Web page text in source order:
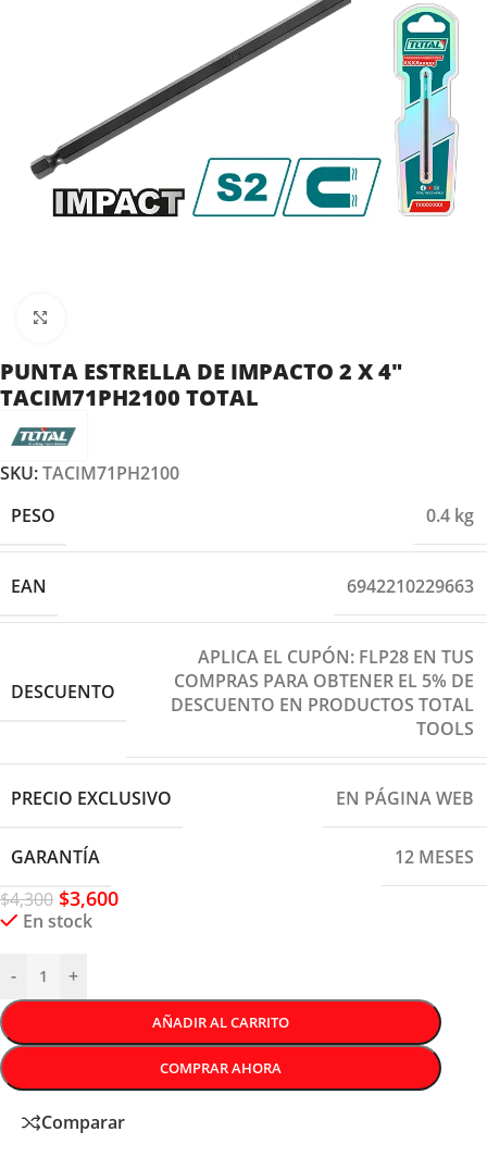
PUNTA ESTRELLA DE IMPACTO 2 X 4″
TACIM71PH2100 TOTAL
SKU:TACIM71PH2100
PESO
0.4 kg
EAN 6942210229663
DESCUENTO
APLICA EL CUPÓN: FLP28 EN TUS
COMPRAS PARA OBTENER EL 5% DE
DESCUENTO EN PRODUCTOS TOTAL
TOOLS
PRECIO EXCLUSIVO EN PÁGINA WEB
GARANTÍA
12 MESES
$4,300 $3,600
En stock
- +
AÑADIR AL CARRITO
COMPRAR AHORA
Comparar